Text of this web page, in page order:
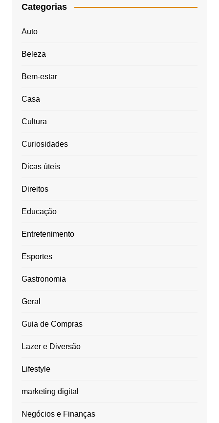
Categorias
Auto
Beleza
Bem-estar
Casa
Cultura
Curiosidades
Dicas úteis
Direitos
Educação
Entretenimento
Esportes
Gastronomia
Geral
Guia de Compras
Lazer e Diversão
Lifestyle
marketing digital
Negócios e Finanças